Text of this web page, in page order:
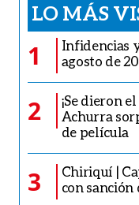
LO MÁS
1
Infidencias
agosto de
2
¡Se dieron
Achurra
de película
3
Chiriquí |
con sanción